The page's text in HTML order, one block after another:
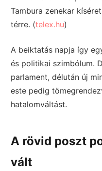
Tambura zenekar
térre. (telex.hu)
A beiktatás napja így
és politikai szimbólum.
parlament, délután új
este pedig
hatalomváltást.
A rövid poszt
vált